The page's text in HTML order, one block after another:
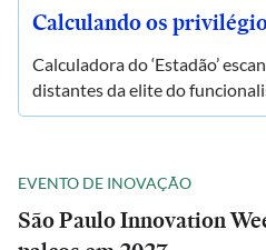
Calculando os
Calculadora do ‘Estadão’
distantes da elite do
EVENTO DE INOVAÇÃO
São Paulo Innovation